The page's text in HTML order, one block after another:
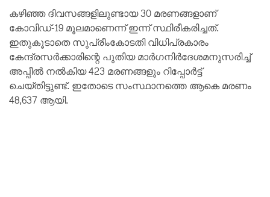
കഴിഞ്ഞ ദിവസങ്ങളിലുണ്ടായ 30 മരണങ്ങളാണ്
കോവിഡ്-19 മൂലമാണെന്ന് ഇന്ന് സ്ഥിരീകരിച്ചത്.
ഇതുകൂടാതെ സുപ്രീംകോടതി വിധിപ്രകാരം
കേന്ദ്രസര്‍ക്കാരിന്റെ പുതിയ മാര്‍ഗനിര്‍ദേശമനുസരിച്ച്
അപ്പീല്‍ നല്‍കിയ 423 മരണങ്ങളും റിപ്പോര്‍ട്ട്
ചെയ്തിട്ടുണ്ട്. ഇതോടെ സംസ്ഥാനത്തെ ആകെ മരണം
48,637 ആയി.